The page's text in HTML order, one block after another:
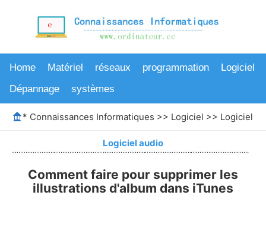
Home Matériel réseaux programmation
Logiciel
Dépannage
systèmes
* Connaissances Informatiques >> Logiciel >> Logiciel
Logiciel audio
Comment faire pour supprimer les
illustrations d'album dans iTunes